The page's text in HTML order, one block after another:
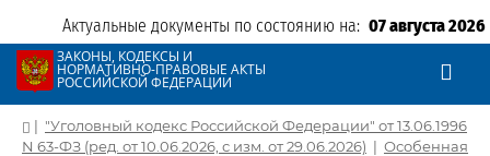
Актуальные документы по состоянию на: 07 августа 2026
ЗАКОНЫ, КОДЕКСЫ И
НОРМАТИВНО-ПРАВОВЫЕ АКТЫ
РОССИЙСКОЙ ФЕДЕРАЦИИ
| "Уголовный кодекс Российской Федерации" от 13.06.1996
N 63-ФЗ (ред. от 10.06.2026, с изм. от 29.06.2026) | Особенная